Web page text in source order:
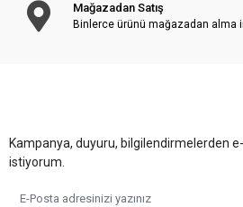
Mağazadan Satış
Binlerce ürünü mağazadan alma
Kampanya, duyuru, bilgilendirmelerden
istiyorum.